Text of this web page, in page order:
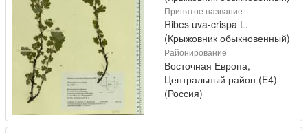
Принятое название
Ribes uva-crispa L.
(Крыжовник обыкновенный)
Районирование
Восточная Европа,
Центральный район (E4)
(Россия)